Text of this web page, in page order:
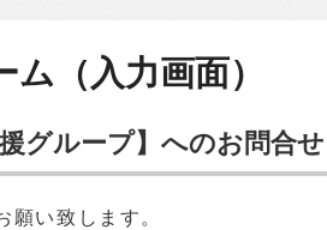
（入力画面）
グループ】へのお問合せ
願い致します。